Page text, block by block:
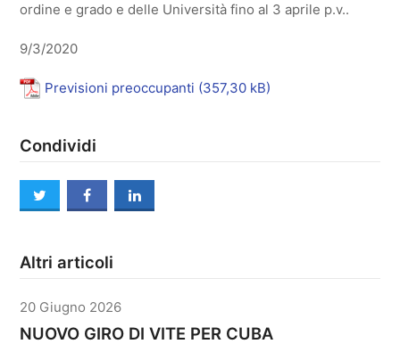
ordine e grado e delle Università fino al 3 aprile p.v..
9/3/2020
Previsioni preoccupanti
Condividi
twitter facebooklinkedin
Altri articoli
20 Giugno 2026
NUOVO GIRO DI VITE PER CUBA